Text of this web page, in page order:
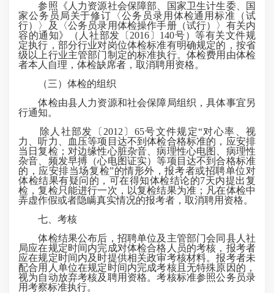
参照《人力资源社会保障部、国家卫生计生委、国
家公务员局关于修订〈公务员录用体检通用标准（试
行）〉及〈公务员录用体检操作手册（试行）〉有关内
容的通知》（人社部发〔2016〕140号）等有关文件规
定执行，部分行业对岗位体检标准有明确规定的，按省
级以上行业主管部门制定的标准执行。体检费用由体检
者本人自理，体检缺席者，取消聘用资格。
（三）体检的组织
体检由县人力资源和社会保障局组织，具体事宜另
行通知。
除人社部发〔2012〕65号文件规定“对心率、视
力、听力、血压等项目达不到体检合格标准的，应安排
当日复检；对边缘性心脏杂音、病理性心电图、病理性
杂音、频发早搏（心电图证实）等项目达不到合格标准
的，应安排当场复检”的情形外，报考者或招聘单位对
体检结果有疑问的，可在得知体检结论的7天内提出复
检，复检只能进行一次，以复检结果为准；凡在体检中
弄虚作假或者隐瞒真实情况的报考者，取消聘用资格。
七、考核
体检结果公布后，招聘单位及主管部门会同县人社
局应在规定时间内完成对体检合格人员的考核，报考者
应在规定时间内及时提供相关政审考核材料。报考者未
配合用人单位在规定时间内完成考核且无特殊原因的，
视为自动放弃考核及聘用资格。考核标准参照公务员录
用考察标准执行。